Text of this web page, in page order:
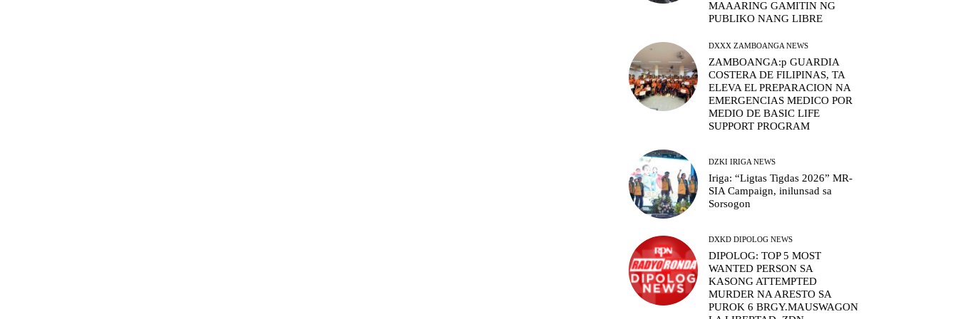
MAAARING GAMITIN NG
PUBLIKO NANG LIBRE
DXXX ZAMBOANGA NEWS
ZAMBOANGA:p GUARDIA
COSTERA DE FILIPINAS, TA
ELEVA EL PREPARACION NA
EMERGENCIAS MEDICO POR
MEDIO DE BASIC LIFE
SUPPORT PROGRAM
DZKI IRIGA NEWS
Iriga: “Ligtas Tigdas 2026” MR-
SIA Campaign, inilunsad sa
Sorsogon
DXKD DIPOLOG NEWS
DIPOLOG: TOP 5 MOST
WANTED PERSON SA
KASONG ATTEMPTED
MURDER NA ARESTO SA
PUROK 6 BRGY.MAUSWAGON